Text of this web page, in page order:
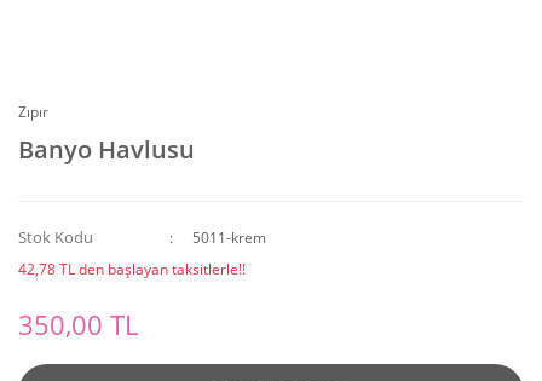
Zıpır
Banyo Havlusu
Stok Kodu
5011-krem
42,78 TL den başlayan taksitlerle!!
350,00 TL